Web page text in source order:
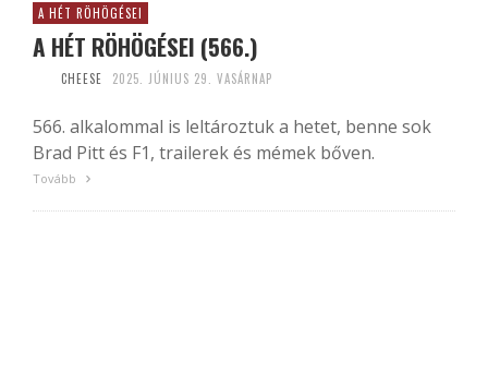
A HÉT RÖHÖGÉSEI
A HÉT RÖHÖGÉSEI (566.)
CHEESE 2025. JÚNIUS 29. VASÁRNAP
566. alkalommal is leltároztuk a hetet, benne sok
Brad Pitt és F1, trailerek és mémek bőven.
Tovább